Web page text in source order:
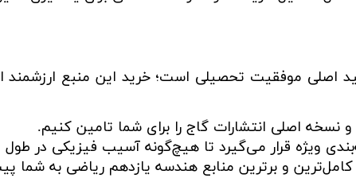
موفقیت تحصیلی است؛ خرید این منبع ارزشمند از
اصلی انتشارات گاج را برای شما تامین کنیم.
ویژه قرار می‌گیرد تا هیچ‌گونه آسیب فیزیکی در
کامل‌ترین و برترین منابع هندسه یازدهم ریاضی به شما